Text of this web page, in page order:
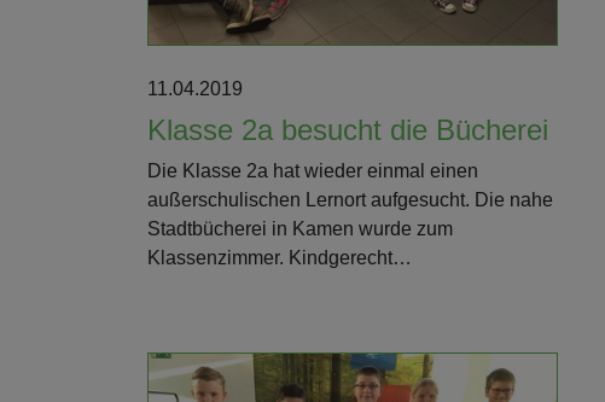
11.04.2019
Klasse 2a besucht die Bücherei
Die Klasse 2a hat wieder einmal einen
außerschulischen Lernort aufgesucht. Die nahe
Stadtbücherei in Kamen wurde zum
Klassenzimmer. Kindgerecht…